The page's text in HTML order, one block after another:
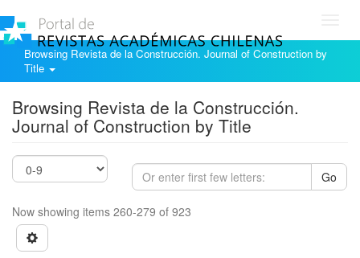
Browsing Revista de la Construcción. Journal of Construction by
Title
Browsing Revista de la Construcción.
Journal of Construction by Title
Go
Now showing items 260-279 of 923